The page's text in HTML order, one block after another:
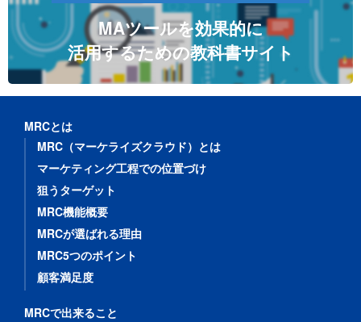
MAツールを効果的に
活用するための教科書サイト
MRCとは
MRC（マーケライズクラウド）とは
マーケティング工程での位置づけ
狙うターゲット
MRC機能概要
MRCが選ばれる理由
MRC5つのポイント
顧客満足度
MRCで出来ること